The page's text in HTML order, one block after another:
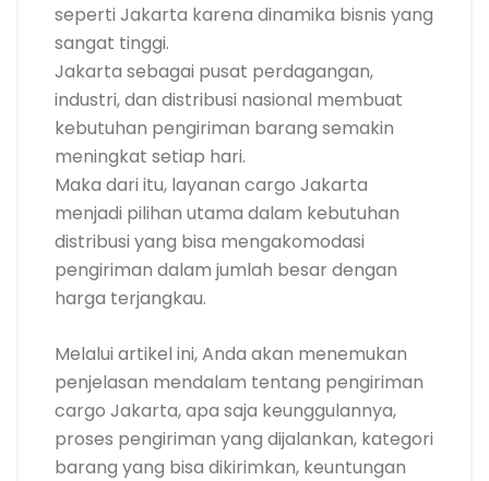
seperti Jakarta karena dinamika bisnis yang
sangat tinggi.
Jakarta sebagai pusat perdagangan,
industri, dan distribusi nasional membuat
kebutuhan pengiriman barang semakin
meningkat setiap hari.
Maka dari itu, layanan cargo Jakarta
menjadi pilihan utama dalam kebutuhan
distribusi yang bisa mengakomodasi
pengiriman dalam jumlah besar dengan
harga terjangkau.
Melalui artikel ini, Anda akan menemukan
penjelasan mendalam tentang pengiriman
cargo Jakarta, apa saja keunggulannya,
proses pengiriman yang dijalankan, kategori
barang yang bisa dikirimkan, keuntungan